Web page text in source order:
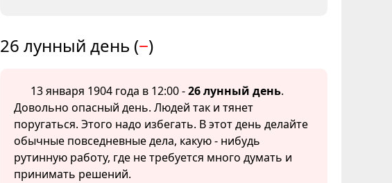
26 лунный день (−)
13 января 1904 года в 12:00 -26 лунный день.
Довольно опасный день. Людей так и тянет
поругаться. Этого надо избегать. В этот день делайте
обычные повседневные дела, какую - нибудь
рутинную работу, где не требуется много думать и
принимать решений.